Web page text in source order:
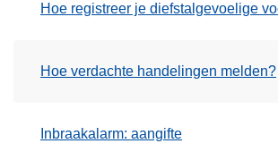
Hoe registreer je diefstalgevoelige
Hoe verdachte handelingen melden?
Inbraakalarm: aangifte